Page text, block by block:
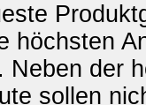
höchsten
Neben der
sollen